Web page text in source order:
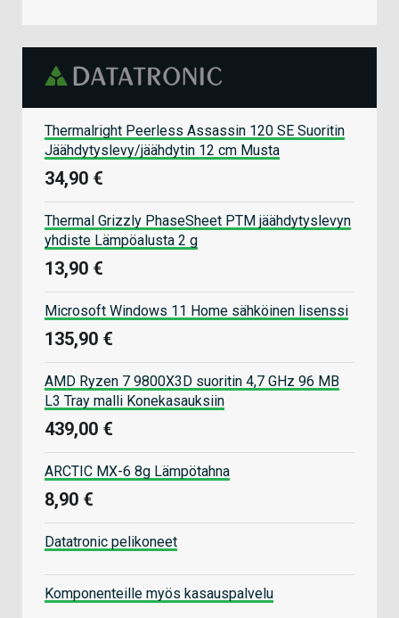
Thermalright Peerless Assassin 120 SE Suoritin
Jäähdytyslevy/jäähdytin 12 cm Musta
34,90 €
Thermal Grizzly PhaseSheet PTM jäähdytyslevyn
yhdiste Lämpöalusta 2 g
13,90 €
Microsoft Windows 11 Home sähköinen lisenssi
135,90 €
AMD Ryzen 7 9800X3D suoritin 4,7 GHz 96 MB
L3 Tray malli Konekasauksiin
439,00 €
ARCTIC MX-6 8g Lämpötahna
8,90 €
Datatronic pelikoneet
Komponenteille myös kasauspalvelu